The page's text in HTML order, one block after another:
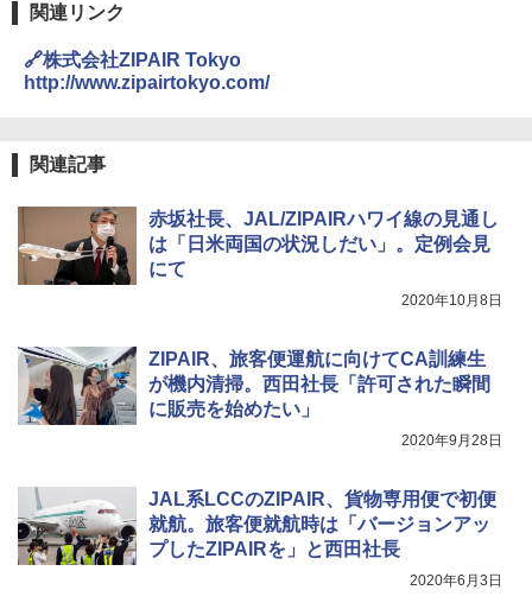
￥2,277
新しい日本地理 地図・統計・移動から読み
ENDLESS BASE 《めざましテレビで紹介》
テント ワンタッチ RENEW 幅200 2-3人用 43
[キャンパーズコレクション 山善] 傘みたいに
広げるだけ パッとサッとテント ブラックコ
ーティング フルクローズ メッシュ 3-4人用
簡単設置 ポップアップテント エクルベージ
[キャンパーズコレクション 山善] 傘みたいに
広げるだけ パッとサッとテント キューブ ブ
ラックコーティング フルクローズ メッシュ 3
0B エクルベージュ
￥10,990
￥6,459
秒）射程5～10m 安全ロック搭載 携帯収納袋
付き ヒグマ・イノシシ対策 自治体・教育機
関の購入実績 登山・キャンプ・アウトドア・
防災用品 長期保存可能 緊急時用 日本国内発
ポインターライト 強力 小型 緑色/赤色/青紫色
USB充電式 高精度 超長距離照射 長時間使用
可能 安全ロック付き 高安全性 金属製耐久 コ
ア/オフィス/教育現場/展示会用 緑
￥1,180
関連リンク
🔗株式会社ZIPAIR Tokyo
http://www.zipairtokyo.com/
関連記事
赤坂社長、JAL/ZIPAIRハワイ線の見通し
は「日米両国の状況しだい」。定例会見
にて
2020年10月8日
ZIPAIR、旅客便運航に向けてCA訓練生
が機内清掃。西田社長「許可された瞬間
に販売を始めたい」
2020年9月28日
JAL系LCCのZIPAIR、貨物専用便で初便
就航。旅客便就航時は「バージョンアッ
プしたZIPAIRを」と西田社長
2020年6月3日